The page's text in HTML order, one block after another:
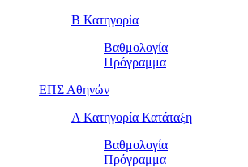
Β Κατηγορία
Βαθμολογία
Πρόγραμμα
ΕΠΣ Αθηνών
Α Κατηγορία Κατάταξη
Βαθμολογία
Πρόγραμμα